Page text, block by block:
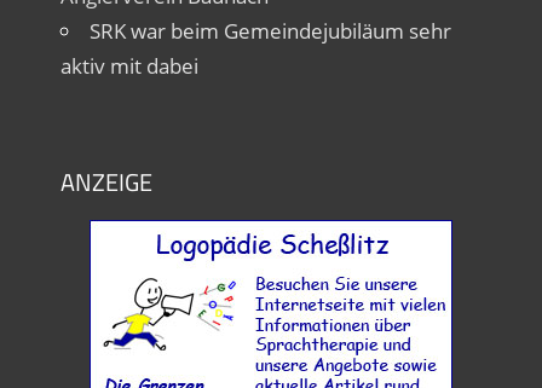
SRK war beim Gemeindejubiläum sehr
aktiv mit dabei
ANZEIGE